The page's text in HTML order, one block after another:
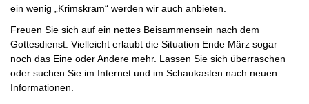
ein wenig „Krimskram“ werden wir auch anbieten.
Freuen Sie sich auf ein nettes Beisammensein nach dem
Gottesdienst. Vielleicht erlaubt die Situation Ende März sogar
noch das Eine oder Andere mehr. Lassen Sie sich überraschen
oder suchen Sie im Internet und im Schaukasten nach neuen
Informationen.